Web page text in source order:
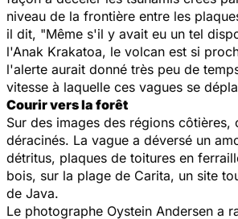
niveau de la frontière entre les
il dit, "Même s'il y avait eu un tel
l'Anak Krakatoa, le volcan est si
l'alerte aurait donné très peu de
vitesse à laquelle ces vagues se
Courir vers la forêt
Sur des images des régions côtières,
déracinés. La vague a déversé un
détritus, plaques de toitures en
bois, sur la plage de Carita, un site
de Java.
Le photographe Oystein Andersen a